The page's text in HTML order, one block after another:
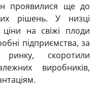
проявилися ще до
рішень. У низці
ціни на свіжі плоди
підприємства, за
ринку, скоротили
виробників,